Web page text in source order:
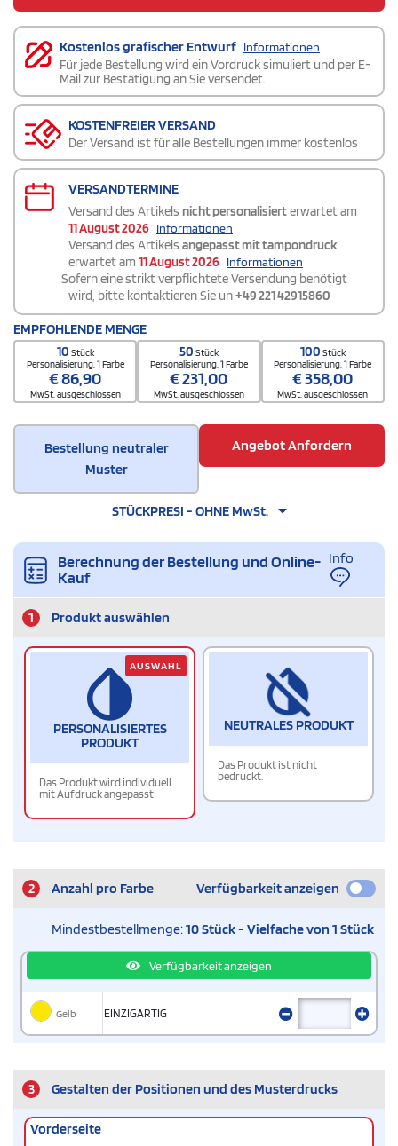
Kostenlos grafischer Entwurf Informationen
Für jede Bestellung wird ein Vordruck simuliert und per E-
Mail zur Bestätigung an Sie versendet.
KOSTENFREIER VERSAND
Der Versand ist für alle Bestellungen immer kostenlos
VERSANDTERMINE
Versand des Artikels nicht personalisierterwartet am
11 August 2026 Informationen
Versand des Artikels angepasst mit tampondruck
erwartet am 11 August 2026 Informationen
Sofern eine strikt verpflichtete Versendung benötigt
wird, bitte kontaktieren Sie un+49 221 42915860
EMPFOHLENDE MENGE
10 Stück
Personalisierung. 1 Farbe
€86,90
MwSt. ausgeschlossen
50 Stück
Personalisierung. 1 Farbe
€231,00
MwSt. ausgeschlossen
100 Stück
Personalisierung. 1 Farbe
€358,00
MwSt. ausgeschlossen
Bestellung neutraler
Muster
Angebot Anfordern
STÜCKPRESI - OHNE MwSt.
Berechnung der Bestellung und Online-
Kauf
Info
1 Produkt auswählen
PERSONALISIERTES
PRODUKT
Das Produkt wird individuell
mit Aufdruck angepasst
AUSWAHL
NEUTRALES PRODUKT
Das Produkt ist nicht
bedruckt.
2 Anzahl pro Farbe Verfügbarkeit anzeigen
Mindestbestellmenge:10 Stück - Vielfache von 1 Stück
Verfügbarkeit anzeigen
Gelb EINZIGARTIG
3 Gestalten der Positionen und des Musterdrucks
Vorderseite